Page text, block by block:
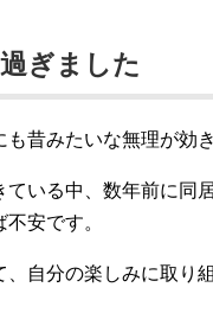
ぎました
昔みたいな無理が効き
いる中、数年前に同
安です。
自分の楽しみに取り